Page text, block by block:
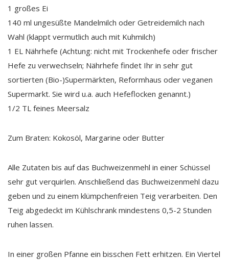
1 großes Ei
140 ml ungesüßte Mandelmilch oder Getreidemilch nach
Wahl (klappt vermutlich auch mit Kuhmilch)
1 EL Nährhefe (Achtung: nicht mit Trockenhefe oder frischer
Hefe zu verwechseln; Nährhefe findet Ihr in sehr gut
sortierten (Bio-)Supermärkten, Reformhaus oder veganen
Supermarkt. Sie wird u.a. auch Hefeflocken genannt.)
1/2 TL feines Meersalz
Zum Braten: Kokosöl, Margarine oder Butter
Alle Zutaten bis auf das Buchweizenmehl in einer Schüssel
sehr gut verquirlen. Anschließend das Buchweizenmehl dazu
geben und zu einem klümpchenfreien Teig verarbeiten. Den
Teig abgedeckt im Kühlschrank mindestens 0,5-2 Stunden
ruhen lassen.
In einer großen Pfanne ein bisschen Fett erhitzen. Ein Viertel